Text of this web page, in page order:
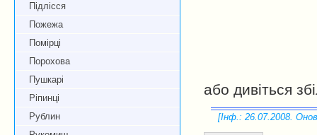
Підлісся
Пожежа
Помірці
Порохова
Пушкарі
Ріпинці
Рублин
або дивіться
[Інф.: 26.07.2008.